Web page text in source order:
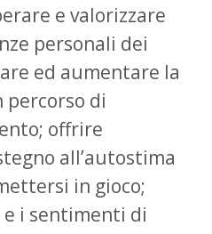
e valorizzare
personali dei
ed aumentare la
percorso di
offrire
all’autostima
in gioco;
i sentimenti di